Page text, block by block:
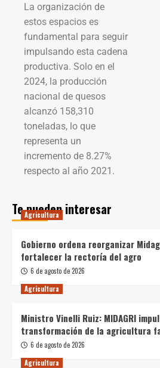
La organización de
estos espacios es
fundamental para seguir
impulsando esta cadena
productiva. Solo en el
2024, la producción
nacional de quesos
alcanzó 158,310
toneladas, lo que
representa un
incremento de 8.27%
respecto al año 2021.
Te pueden interesar
Agricultura
Gobierno ordena reorganizar
fortalecer la rectoría del agro
6 de agosto de 2026
Agricultura
Ministro Vinelli Ruiz: MIDAGRI
transformación de la agricultura
6 de agosto de 2026
Agricultura